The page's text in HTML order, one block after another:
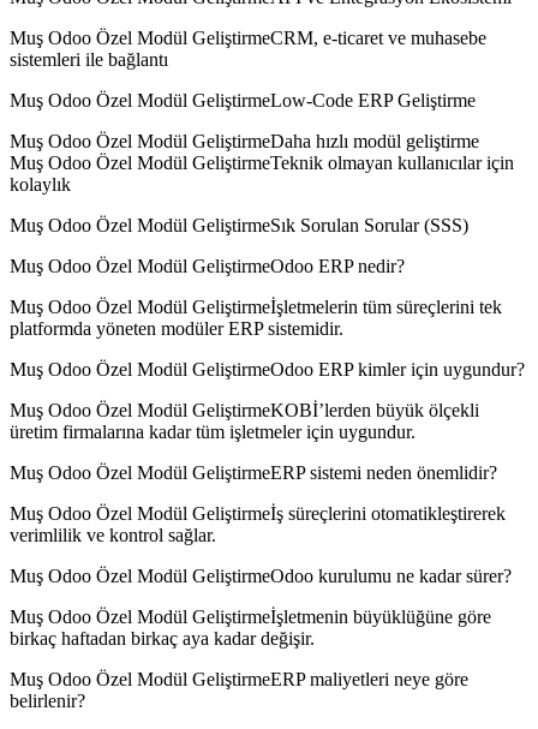
Muş Odoo Özel Modül GeliştirmeCRM, e-ticaret ve muhasebe
sistemleri ile bağlantı
Muş Odoo Özel Modül GeliştirmeLow-Code ERP Geliştirme
Muş Odoo Özel Modül GeliştirmeDaha hızlı modül geliştirme
Muş Odoo Özel Modül GeliştirmeTeknik olmayan kullanıcılar için
kolaylık
Muş Odoo Özel Modül GeliştirmeSık Sorulan Sorular (SSS)
Muş Odoo Özel Modül GeliştirmeOdoo ERP nedir?
Muş Odoo Özel Modül Geliştirmeİşletmelerin tüm süreçlerini tek
platformda yöneten modüler ERP sistemidir.
Muş Odoo Özel Modül GeliştirmeOdoo ERP kimler için uygundur?
Muş Odoo Özel Modül GeliştirmeKOBİ’lerden büyük ölçekli
üretim firmalarına kadar tüm işletmeler için uygundur.
Muş Odoo Özel Modül GeliştirmeERP sistemi neden önemlidir?
Muş Odoo Özel Modül Geliştirmeİş süreçlerini otomatikleştirerek
verimlilik ve kontrol sağlar.
Muş Odoo Özel Modül GeliştirmeOdoo kurulumu ne kadar sürer?
Muş Odoo Özel Modül Geliştirmeİşletmenin büyüklüğüne göre
birkaç haftadan birkaç aya kadar değişir.
Muş Odoo Özel Modül GeliştirmeERP maliyetleri neye göre
belirlenir?